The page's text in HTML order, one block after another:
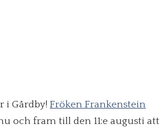
i Gårdby! Fröken Frankenstein
och fram till den 11:e augusti att